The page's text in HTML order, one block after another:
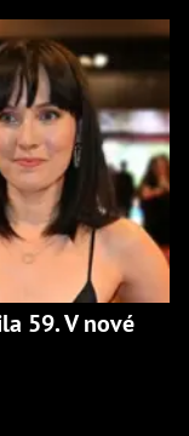
59. V nové